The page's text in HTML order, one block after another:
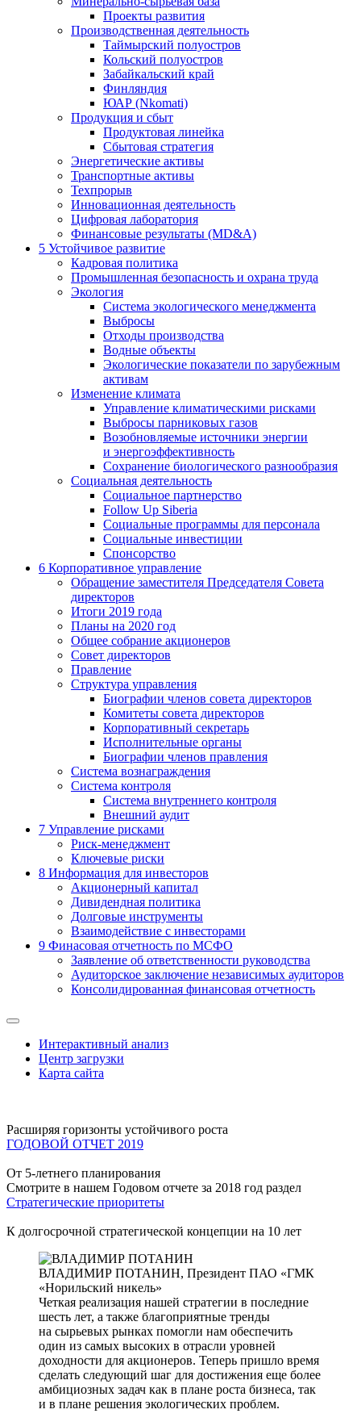
Проекты развития
Производственная деятельность
Таймырский полуостров
Кольский полуостров
Забайкальский край
Финляндия
ЮАР (Nkomati)
Продукция и сбыт
Продуктовая линейка
Сбытовая стратегия
Энергетические активы
Транспортные активы
Техпрорыв
Инновационная деятельность
Цифровая лаборатория
Финансовые результаты (MD&A)
5 Устойчивое развитие
Кадровая политика
Промышленная безопасность и охрана труда
Экология
Система экологического менеджмента
Выбросы
Отходы производства
Водные объекты
Экологические показатели по зарубежным
активам
Изменение климата
Управление климатическими рисками
Выбросы парниковых газов
Возобновляемые источники энергии
и энергоэффективность
Сохранение биологического разнообразия
Социальная деятельность
Социальное партнерство
Follow Up Siberia
Социальные программы для персонала
Социальные инвестиции
Спонсорство
6 Корпоративное управление
Обращение заместителя Председателя Совета
директоров
Итоги 2019 года
Планы на 2020 год
Общее собрание акционеров
Совет директоров
Правление
Структура управления
Биографии членов совета директоров
Комитеты совета директоров
Корпоративный секретарь
Исполнительные органы
Биографии членов правления
Система вознаграждения
Система контроля
Система внутреннего контроля
Внешний аудит
7 Управление рисками
Риск-менеджмент
Ключевые риски
8 Информация для инвесторов
Акционерный капитал
Дивидендная политика
Долговые инструменты
Взаимодействие с инвеcторами
9 Финасовая отчетность по МСФО
Заявление об ответственности руководства
Аудиторское заключение независимых аудиторов
Консолидированная финансовая отчетность
Интерактивный анализ
Центр загрузки
Карта сайта
Расширяя горизонты устойчивого роста
ГОДОВОЙ ОТЧЕТ 2019
От 5-летнего планирования
Смотрите в нашем Годовом отчете за 2018 год раздел
Стратегические приоритеты
К долгосрочной стратегической концепции на 10 лет
ВЛАДИМИР ПОТАНИН, Президент ПАО «ГМК
«Норильский никель»
Четкая реализация нашей стратегии в последние
шесть лет, а также благоприятные тренды
на сырьевых рынках помогли нам обеспечить
один из самых высоких в отрасли уровней
доходности для акционеров. Теперь пришло время
сделать следующий шаг для достижения еще более
амбициозных задач как в плане роста бизнеса, так
и в плане решения экологических проблем.